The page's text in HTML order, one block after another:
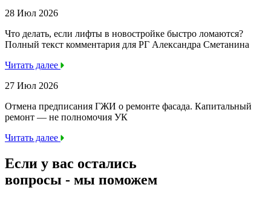
28 Июл 2026
Что делать, если лифты в новостройке быстро ломаются?
Полный текст комментария для РГ Александра Сметанина
Читать далее
27 Июл 2026
Отмена предписания ГЖИ о ремонте фасада. Капитальный
ремонт — не полномочия УК
Читать далее
Если у вас остались
вопросы - мы поможем